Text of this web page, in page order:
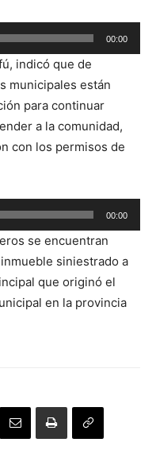
00:00
indicó que de
municipales están
para continuar
a la comunidad,
con los permisos de
00:00
se encuentran
siniestrado a
que originó el
en la provincia